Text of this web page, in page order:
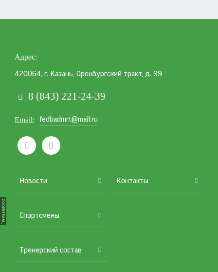
Адрес
420064, г. Казань, Оренбургский тракт, д. 99
8 (843) 221-24-39
Email fedbadmrt@mail.ru
 
Подвал
Новости
Спортсмены
Тренерский состав
Контакты